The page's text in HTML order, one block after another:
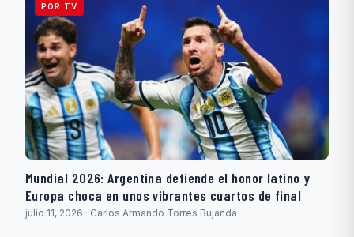
POR TV
Mundial 2026: Argentina defiende el honor latino y
Europa choca en unos vibrantes cuartos de final
julio 11, 2026 · Carlos Armando Torres Bujanda